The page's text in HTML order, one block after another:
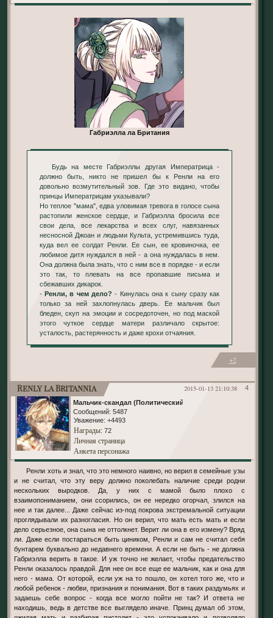
Габриэлла ла Британия
Будь на месте Габриэллы другая Императрица -
должно быть, никто не пришел бы к Ренли на его
довольно возмутительный зов. Где это видано, чтобы
принцы Императрицам указывали?
Но теплое "мама", едва уловимая тревога в голосе сына
растопили женское сердце, и Габриэлла бросила все
свои дела, все лекарства и всех слуг, навязанных
несносной Джоан и людьми Культа, устремившись туда,
куда вел ее солдат Ренли. Ее сын, ее кровиночка, ее
любимое дитя нуждался в ней - а она нуждалась в нем.
Она должна была знать, что с ним все в порядке - и если
это так, то плевать на все пропавшие письма и
сбежавших дикарок.
- Ренли, в чем дело? - Кинулась она к сыну сразу как
только за ней захлопнулась дверь. Ее мальчик был
бледен, скуп на эмоции и сосредоточен, но под маской
этого чуткое сердце матери различало скрытое:
усталость, растерянность и даже крохи отчаяния.
+2
4
2015-01-13 21:10:38
Renly la Britannia
Мальчик-скандал (Политический)
Сообщений: 5487
Уважение: +4493
Награды: 72
Личная страница
Анкета персонажа
Ренли хоть и знал, что это немного наивно, но верил в семейные узы
и не считал, что эту веру должно поколебать наличие среди родни
нескольких выродков. Да, у них с мамой было плохо с
взаимопониманием, они ссорились, он ее нередко огорчал, злился на
нее и так далее... Даже сейчас из-под покрова экстремальной ситуации
проглядывали их разногласия. Но он верил, что мать есть мать и если
дело серьезное, она сына не оттолкнет. Верит ли она в его измену? Вряд
ли. Даже если постараться быть циником, Ренли и сам не считал себя
бунтарем буквально до недавнего времени. А если не быть - не должна
Габриэлла верить в такое. И уж точно не желает, чтобы предательство
Ренли оказалось правдой. Для нее он все еще ее мальчик, как и она для
него - мама. От которой, если уж на то пошло, он хотел того же, что и
любой ребенок - любви, признания и понимания. Вот в таких раздумьях и
задаешь себе вопрос - когда все могло пойти не так? И ответа не
находишь, ведь в детстве все выглядело иначе. Принц думал об этом,